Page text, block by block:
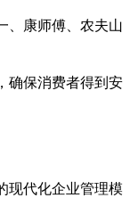
、康师傅、农夫山
确保消费者得到安
现代化企业管理模